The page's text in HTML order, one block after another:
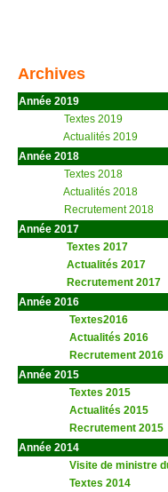
Archives
Année 2019
Textes 2019
Actualités 2019
Année 2018
Textes 2018
Actualités 2018
Recrutement 2018
Année 2017
Textes 2017
Actualités 2017
Recrutement 2017
Année 2016
Textes2016
Actualités 2016
Recrutement 2016
Année 2015
Textes 2015
Actualités 2015
Recrutement 2015
Année 2014
Visite de ministre
Textes 2014